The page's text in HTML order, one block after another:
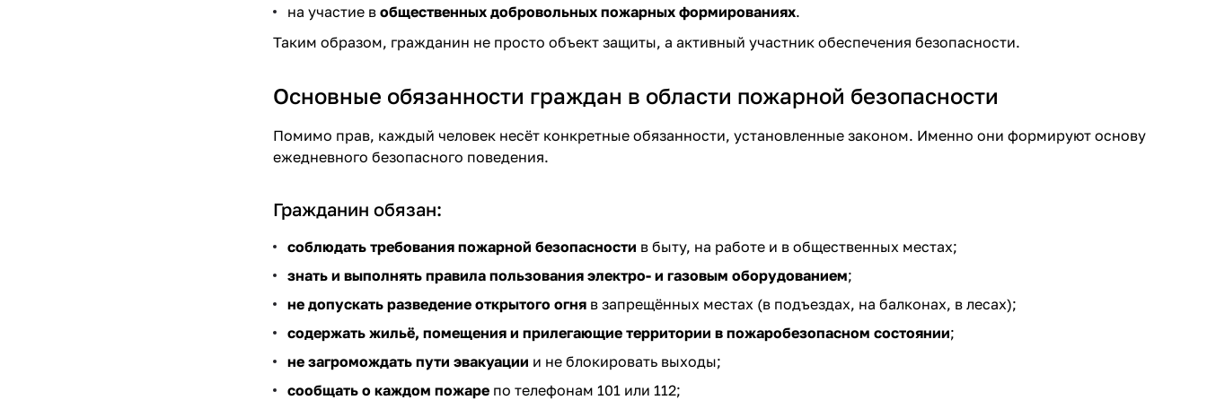
на участие в общественных добровольных пожарных формированиях.
Таким образом, гражданин не просто объект защиты, а активный участник обеспечения безопасности.
Основные обязанности граждан в области пожарной безопасности
Помимо прав, каждый человек несёт конкретные обязанности, установленные законом. Именно они формируют основу
ежедневного безопасного поведения.
Гражданин обязан:
соблюдать требования пожарной безопасности в быту, на работе и в общественных местах;
знать и выполнять правила пользования электро- и газовым оборудованием;
не допускать разведение открытого огня в запрещённых местах (в подъездах, на балконах, в лесах);
содержать жильё, помещения и прилегающие территории в пожаробезопасном состоянии;
не загромождать пути эвакуации и не блокировать выходы;
сообщать о каждом пожаре по телефонам 101 или 112;